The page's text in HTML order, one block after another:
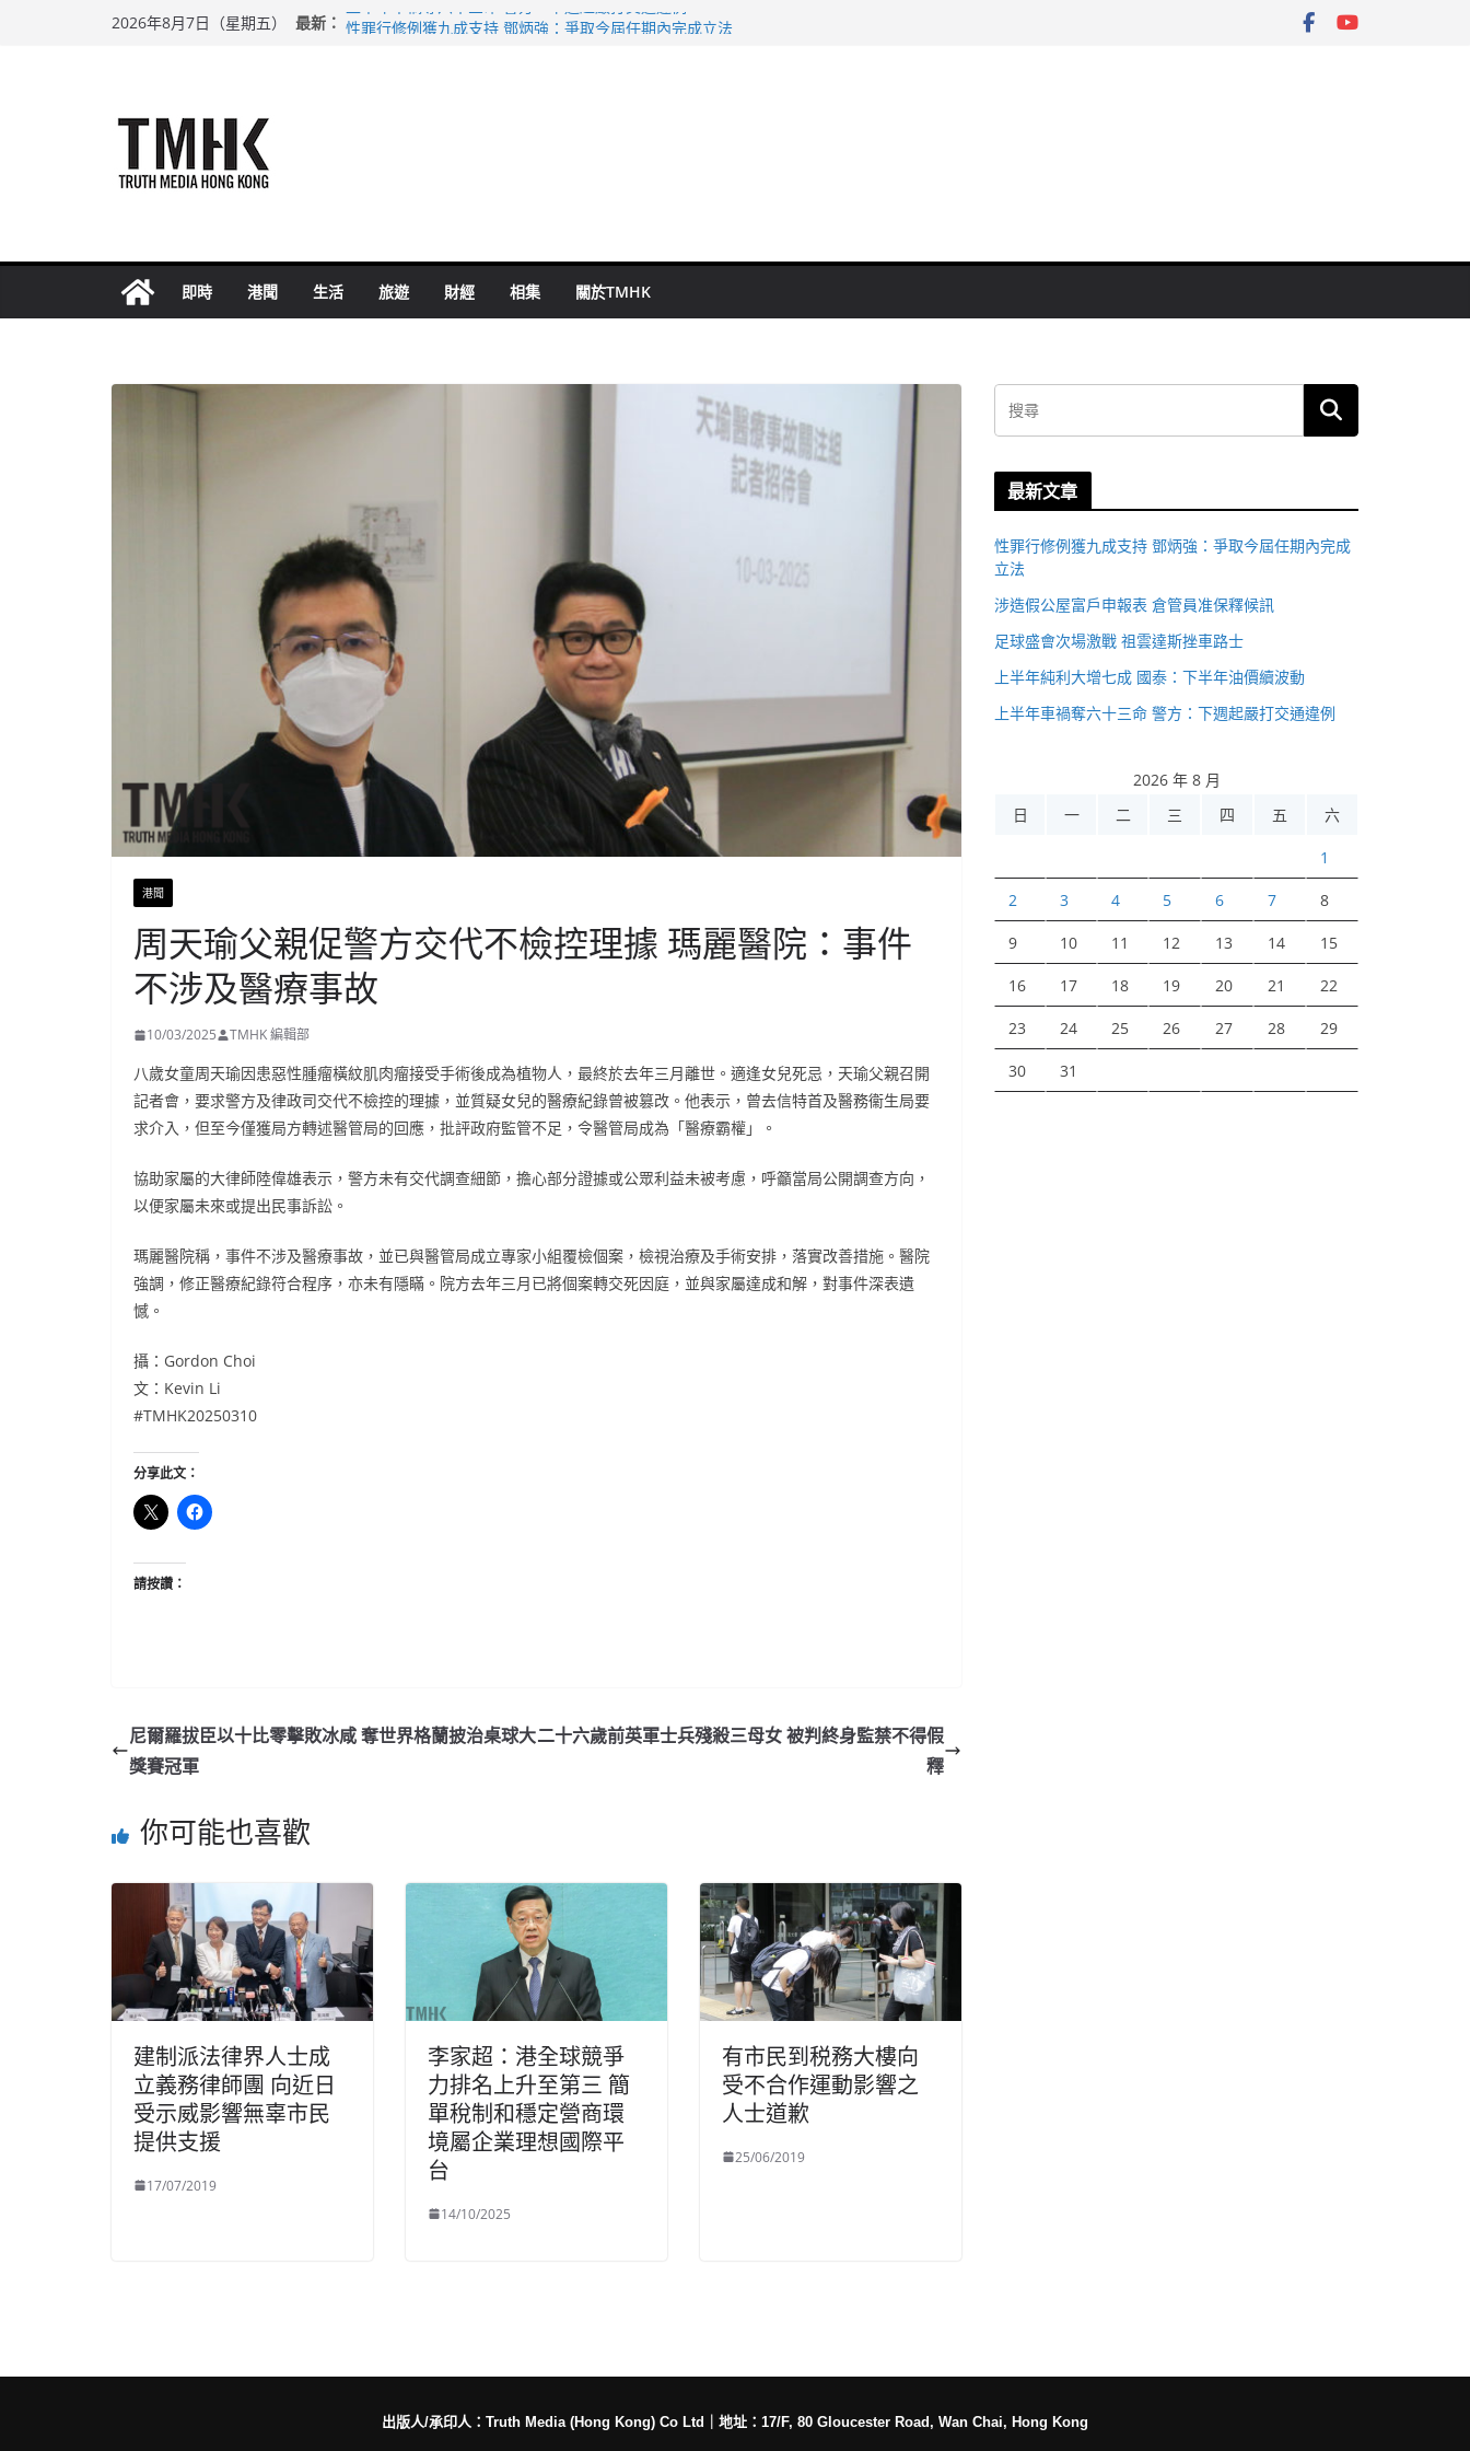
2026年8月7日（星期五） 最新： 上半年車禍奪六十三命 警方：下週起嚴打交通違例
即時 港聞 生活 旅遊 財經 相集 關於TMHK
港聞
周天瑜父親促警方交代不檢控理據 瑪麗醫院：事件
不涉及醫療事故
10/03/2025 TMHK 編輯部
八歲女童周天瑜因患惡性腫瘤橫紋肌肉瘤接受手術後成為植物人，最終於去年三月離世。適逢女兒死忌，天瑜父親召開
記者會，要求警方及律政司交代不檢控的理據，並質疑女兒的醫療紀錄曾被篡改。他表示，曾去信特首及醫務衞生局要
求介入，但至今僅獲局方轉述醫管局的回應，批評政府監管不足，令醫管局成為「醫療霸權」。
協助家屬的大律師陸偉雄表示，警方未有交代調查細節，擔心部分證據或公眾利益未被考慮，呼籲當局公開調查方向，
以便家屬未來或提出民事訴訟。
瑪麗醫院稱，事件不涉及醫療事故，並已與醫管局成立專家小組覆檢個案，檢視治療及手術安排，落實改善措施。醫院
強調，修正醫療紀錄符合程序，亦未有隱瞞。院方去年三月已將個案轉交死因庭，並與家屬達成和解，對事件深表遺
憾。
攝：Gordon Choi
文：Kevin Li
#TMHK20250310
分享此文：
請按讚：
尼爾羅拔臣以十比零擊敗冰咸 奪世界格蘭披治桌球大
獎賽冠軍
二十六歲前英軍士兵殘殺三母女 被判終身監禁不得假
釋
你可能也喜歡
建制派法律界人士成
立義務律師團 向近日
受示威影響無辜市民
提供支援
17/07/2019
李家超：港全球競爭
力排名上升至第三 簡
單稅制和穩定營商環
境屬企業理想國際平
台
14/10/2025
有市民到税務大樓向
受不合作運動影響之
人士道歉
25/06/2019
最新文章
性罪行修例獲九成支持 鄧炳強：爭取今屆任期內完成
立法
涉造假公屋富戶申報表 倉管員准保釋候訊
足球盛會次場激戰 祖雲達斯挫車路士
上半年純利大增七成 國泰：下半年油價續波動
上半年車禍奪六十三命 警方：下週起嚴打交通違例
2026 年 8 月
日
一 二 三 四 五 六
1
2 3 4 5 6 7 8
9 10 11 12 13 14 15
16 17 18 19 20 21 22
23 24 25 26 27 28 29
30 31
出版人/承印人：Truth Media (Hong Kong) Co Ltd 地址：17/F, 80 Gloucester Road, Wan Chai, Hong Kong